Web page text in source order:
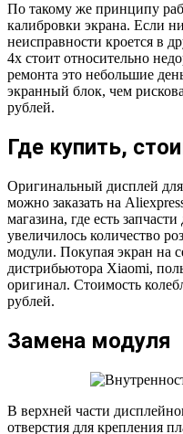
По такому же принципу
калибровки экрана. Если
неисправности кроется в
4x стоит относительно
ремонта это небольшие
экранный блок, чем
рублей.
Где купить,
Оригинальный дисплей
можно заказать на
магазина, где есть
увеличилось количество
модули. Покупая экран на
дистрибьютора Xiaomi,
оригинал. Стоимость
рублей.
Замена модуля
В верхней части
отверстия для крепления